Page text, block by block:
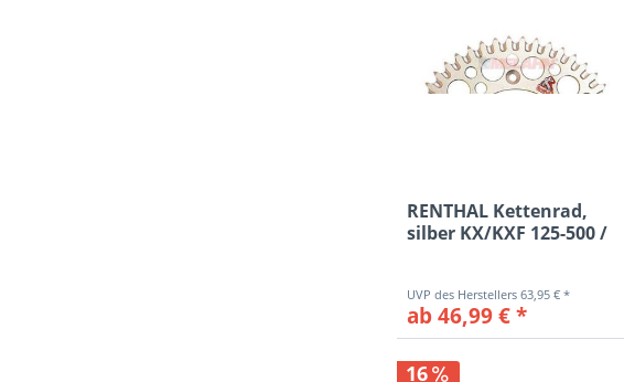
RENTHAL Kettenrad,
silber KX/KXF 125-500 /
63,95 € *
ab 46,99 € *
16